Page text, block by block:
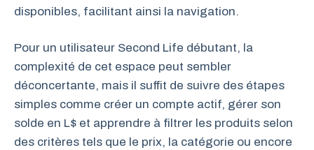
disponibles, facilitant ainsi la navigation.
Pour un utilisateur Second Life débutant, la
complexité de cet espace peut sembler
déconcertante, mais il suffit de suivre des étapes
simples comme créer un compte actif, gérer son
solde en L$ et apprendre à filtrer les produits selon
des critères tels que le prix, la catégorie ou encore